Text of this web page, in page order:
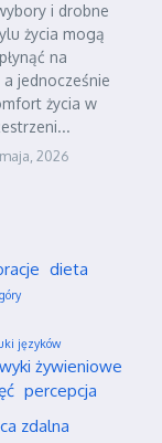
i drobne
życia mogą
na
jednocześnie
życia w
2026
dieta
góry
języków
żywieniowe
percepcja
zdalna